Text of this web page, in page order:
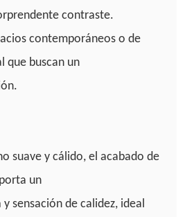
contraste.
contemporáneos o de
que buscan un
suave y cálido, el acabado de
un
sensación de calidez, ideal